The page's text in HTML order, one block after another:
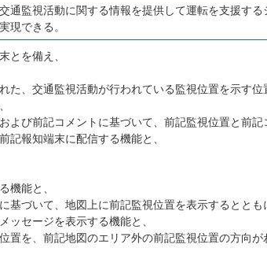
通監視活動に関する情報を提供して運転を支援す
現できる。
とを備え、
た、交通監視活動が行われている監視位置を示す
よび前記コメントに基づいて、前記監視位置と前
記報知端末に配信する機能と、
機能と、
基づいて、地図上に前記監視位置を表示するとと
ッセージを表示する機能と、
置を、前記地図のエリア外の前記監視位置の方向が